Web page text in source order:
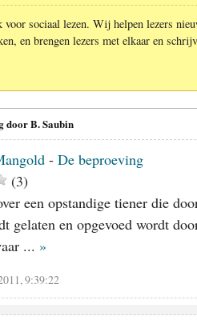
sociaal lezen. Wij helpen lezers
en brengen lezers met elkaar en
door B. Saubin
- De beproeving
(3)
een opstandige tiener die
gelaten en opgevoed wordt
... »
9:39:22